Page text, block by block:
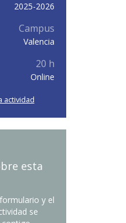
2025-2026
Campus
Valencia
20 h
Online
actividad
esta
y el
se